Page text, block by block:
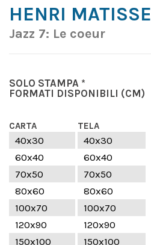
HENRI MATISSE
Jazz 7: Le coeur
SOLO STAMPA *
FORMATI DISPONIBILI (CM)
CARTA TELA
40x30
40x30
60x40
60x40
70x50
70x50
80x60
80x60
100x70
100x70
120x90
120x90
150x100
150x100